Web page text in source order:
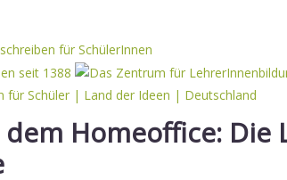
Homeoffice: Die